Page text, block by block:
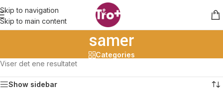
Skip to navigation
Skip to main content
samer
Categories
Viser det ene resultatet
Show sidebar